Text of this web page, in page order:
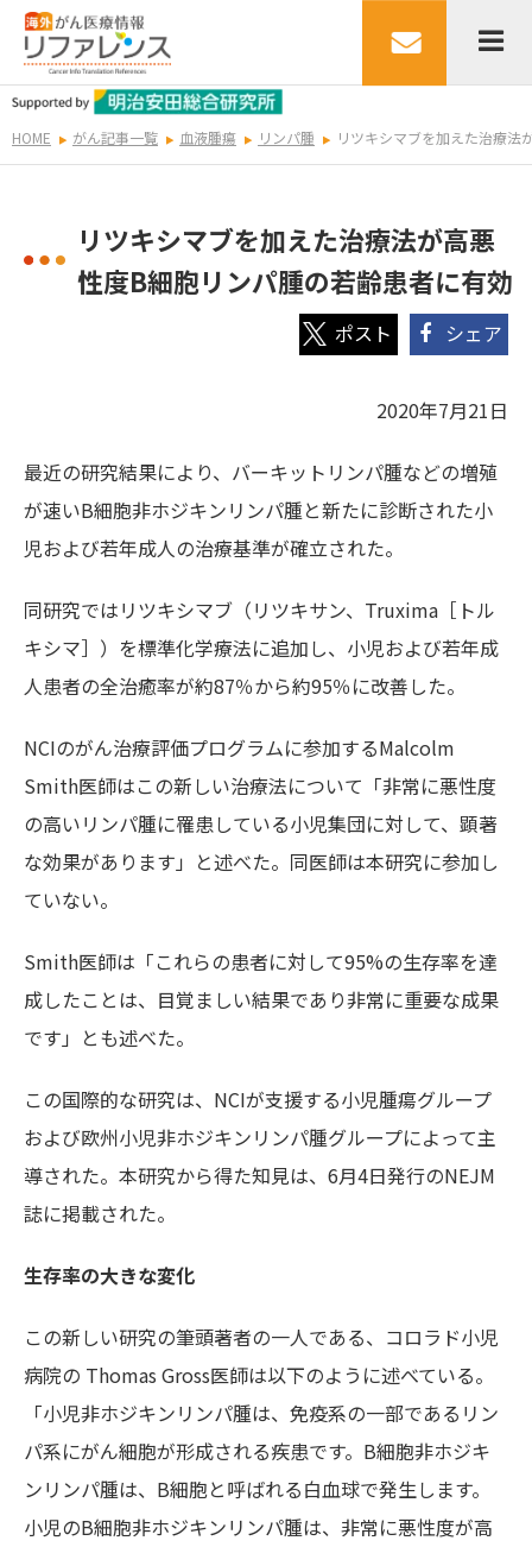
HOME がん記事一覧 血液腫瘍 リンパ腫 リツキシマブを加えた治療法
リツキシマブを加えた治療法が高悪
性度B細胞リンパ腫の若齢患者に有効
シェア
2020年7月21日
最近の研究結果により、バーキットリンパ腫などの増殖
が速いB細胞非ホジキンリンパ腫と新たに診断された小
児および若年成人の治療基準が確立された。
同研究ではリツキシマブ（リツキサン、Truxima［ トル
キシマ］ ）を標準化学療法に追加し、小児および若年成
人患者の全治癒率が約87％から約95％に改善した。
NCIのがん治療評価プログラムに参加するMalcolm
Smith医師はこの新しい治療法について「非常に悪性度
の高いリンパ腫に罹患している小児集団に対して、顕著
な効果があります」と述べた。同医師は本研究に参加し
ていない。
Smith医師は「これらの患者に対して95%の生存率を達
成したことは、目覚ましい結果であり非常に重要な成果
です」とも述べた。
この国際的な研究は、NCIが支援する小児腫瘍グループ
および欧州小児非ホジキンリンパ腫グループによって主
導された。本研究から得た知見は、6月4日発行のNEJM
誌に掲載された。
生存率の大きな変化
この新しい研究の筆頭著者の一人である、コロラド小児
病院の Thomas Gross医師は以下のように述べている。
「小児非ホジキンリンパ腫は、免疫系の一部であるリン
パ系にがん細胞が形成される疾患です。B細胞非ホジキ
ンリンパ腫は、B細胞と呼ばれる白血球で発生します。
小児のB細胞非ホジキンリンパ腫は、非常に悪性度が高